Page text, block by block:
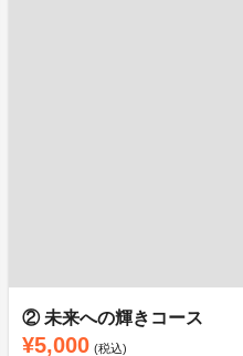
② 未来への輝きコース
¥5,000 (税込)